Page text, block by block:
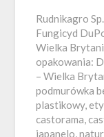
Rudnikagro
Fungicyd
Wielka
opakowania:
– Wielka
podmurówka
plastikowy,
castorama,
japanelo,